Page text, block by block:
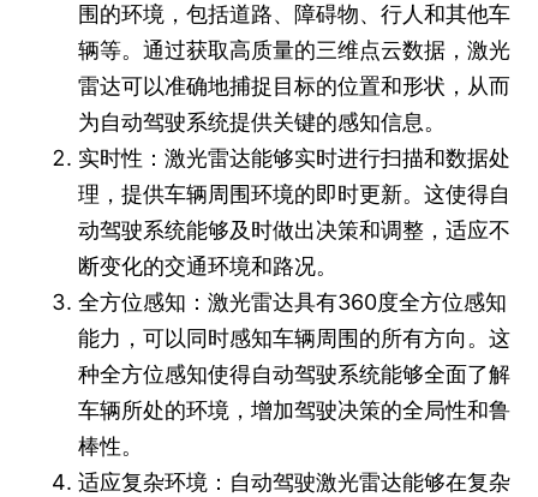
围的环境，包括道路、障碍物、行人和其他车
辆等。通过获取高质量的三维点云数据，激光
雷达可以准确地捕捉目标的位置和形状，从而
为自动驾驶系统提供关键的感知信息。
实时性：激光雷达能够实时进行扫描和数据处
理，提供车辆周围环境的即时更新。这使得自
动驾驶系统能够及时做出决策和调整，适应不
断变化的交通环境和路况。
全方位感知：激光雷达具有360度全方位感知
能力，可以同时感知车辆周围的所有方向。这
种全方位感知使得自动驾驶系统能够全面了解
车辆所处的环境，增加驾驶决策的全局性和鲁
棒性。
适应复杂环境：自动驾驶激光雷达能够在复杂